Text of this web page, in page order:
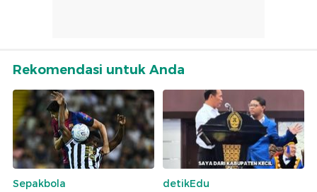
Rekomendasi untuk Anda
Sepakbola
detikEdu